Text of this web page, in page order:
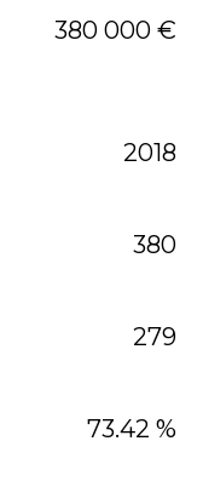
380 000 €
2018
380
279
73.42 %